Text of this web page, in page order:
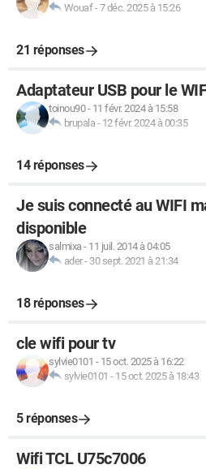
Wouaf-7 déc. 2025 à 15:26
21 réponses
Adaptateur USB pour le
toinou90- 11 févr. 2024 à 15:58
brupala - 12 févr. 2024 à 00:35
14 réponses
Je suis connecté au WIFI
disponible
salmixa- 11 juil. 2014 à 04:05
ader- 30 sept. 2021 à 21:34
18 réponses
cle wifi pour tv
sylvie0101 - 15 oct. 2025 à 16:22
sylvie0101 - 15 oct. 2025 à 18:43
5 réponses
Wifi TCL U75c7006